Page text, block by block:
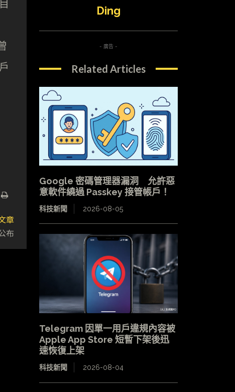
章
布
Ding
- 廣告 -
Related Articles
Google 密碼管理器漏洞 允許惡
意軟件繞過 Passkey 接管帳戶！
科技新聞 2026-08-05
Telegram 因單一用戶違規內容被
Apple App Store 短暫下架後迅
速恢復上架
科技新聞 2026-08-04